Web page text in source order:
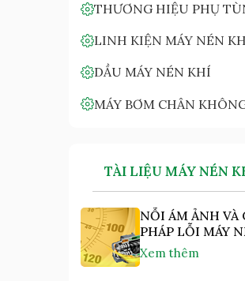
THƯƠNG HIỆU PHỤ
LINH KIỆN MÁY NÉN
DẦU MÁY NÉN KHÍ
MÁY BƠM CHÂN
TÀI LIỆU MÁY NÉN
NỖI ÁM ẢNH VÀ
PHÁP LỖI MÁY
"NHIỆT ĐỘ CAO"
Xem thêm